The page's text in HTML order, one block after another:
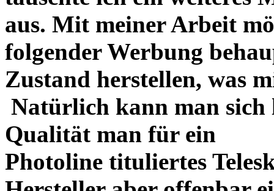
aus. Mit meiner Arbeit
folgender Werbung
Zustand herstellen, was
Natürlich kann man sich
Qualität man für ein
Photoline tituliertes